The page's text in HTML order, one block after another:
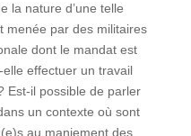
la nature d’une telle
menée par des militaires
dont le mandat est
effectuer un travail
Est-il possible de parler
un contexte où sont
au maniement des